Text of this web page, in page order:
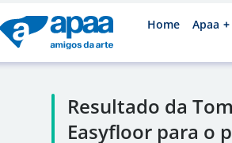
Home Apaa
Resultado da
Easyfloor para o